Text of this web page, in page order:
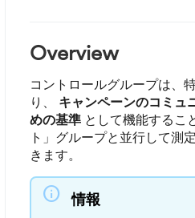
Overview
コントロールグループは、
り、 キャンペーンのコミュ
めの基準 として機能するこ
ト」グループと並行して測
きます。
info 情報